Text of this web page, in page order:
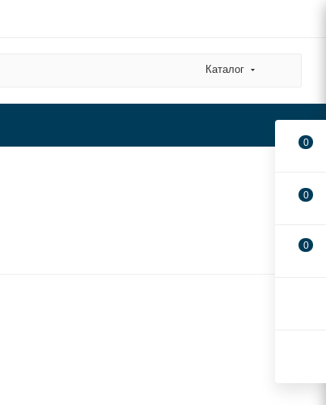
Каталог
0
0
0